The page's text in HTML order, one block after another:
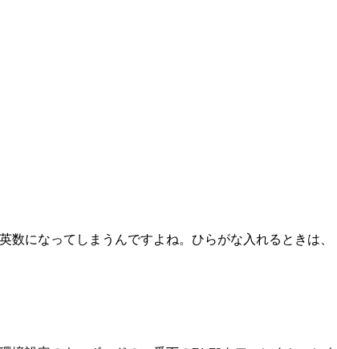
になってしまうんですよね。ひらがな入れるときは、